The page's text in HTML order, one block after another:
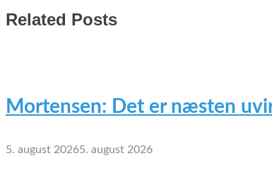
Related Posts
Mortensen: Det er næsten
5. august 20265. august 2026